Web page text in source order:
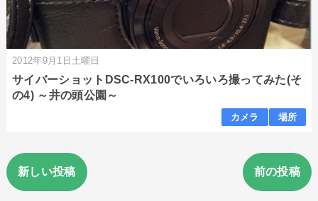
2012年9月1日土曜日
サイバーショットDSC-RX100でいろいろ撮ってみた(そ
の4) ～井の頭公園～
カメラ 場所
新しい投稿 前の投稿